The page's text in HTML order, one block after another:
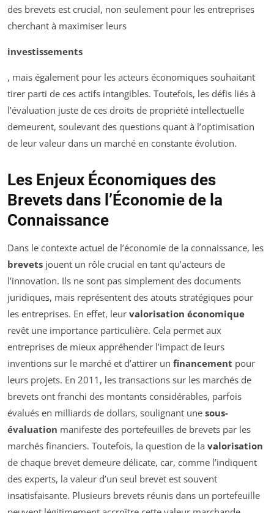
des brevets est crucial, non seulement pour les entreprises
cherchant à maximiser leurs
investissements
, mais également pour les acteurs économiques souhaitant
tirer parti de ces actifs intangibles. Toutefois, les défis liés à
l’évaluation juste de ces droits de propriété intellectuelle
demeurent, soulevant des questions quant à l’optimisation
de leur valeur dans un marché en constante évolution.
Les Enjeux Économiques des
Brevets dans l’Économie de la
Connaissance
Dans le contexte actuel de l’économie de la connaissance, les
brevets jouent un rôle crucial en tant qu’acteurs de
l’innovation. Ils ne sont pas simplement des documents
juridiques, mais représentent des atouts stratégiques pour
les entreprises. En effet, leur valorisation économique
revêt une importance particulière. Cela permet aux
entreprises de mieux appréhender l’impact de leurs
inventions sur le marché et d’attirer un financement pour
leurs projets. En 2011, les transactions sur les marchés de
brevets ont franchi des montants considérables, parfois
évalués en milliards de dollars, soulignant une sous-
évaluation manifeste des portefeuilles de brevets par les
marchés financiers. Toutefois, la question de la valorisation
de chaque brevet demeure délicate, car, comme l’indiquent
des experts, la valeur d’un seul brevet est souvent
insatisfaisante. Plusieurs brevets réunis dans un portefeuille